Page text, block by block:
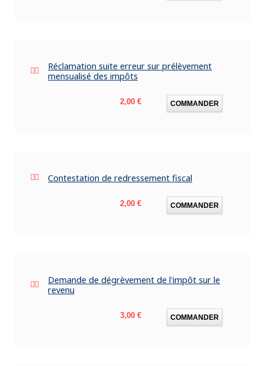
Réclamation suite erreur sur prélèvement
mensualisé des impôts
Prix
2,00 € COMMANDER
Contestation de redressement fiscal
Prix
2,00 € COMMANDER
Demande de dégrèvement de l'impôt sur le
revenu
Prix
3,00 € COMMANDER